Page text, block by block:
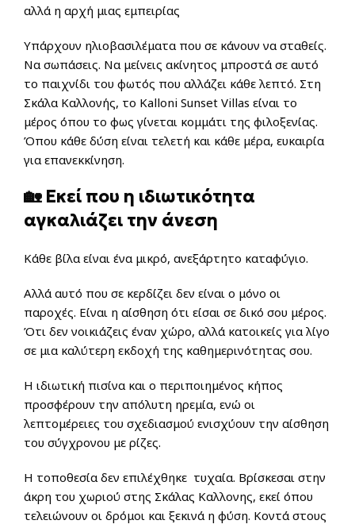
αλλά η αρχή μιας εμπειρίας
Υπάρχουν ηλιοβασιλέματα που σε κάνουν να σταθείς.
Να σωπάσεις. Να μείνεις ακίνητος μπροστά σε αυτό
το παιχνίδι του φωτός που αλλάζει κάθε λεπτό. Στη
Σκάλα Καλλονής, το Kalloni Sunset Villas είναι το
μέρος όπου το φως γίνεται κομμάτι της φιλοξενίας.
Όπου κάθε δύση είναι τελετή και κάθε μέρα, ευκαιρία
για επανεκκίνηση.
🏡 Εκεί που η ιδιωτικότητα
αγκαλιάζει την άνεση
Κάθε βίλα είναι ένα μικρό, ανεξάρτητο καταφύγιο.
Αλλά αυτό που σε κερδίζει δεν είναι ο μόνο οι
παροχές. Είναι η αίσθηση ότι είσαι σε δικό σου μέρος.
Ότι δεν νοικιάζεις έναν χώρο, αλλά κατοικείς για λίγο
σε μια καλύτερη εκδοχή της καθημερινότητας σου.
Η ιδιωτική πισίνα και ο περιποιημένος κήπος
προσφέρουν την απόλυτη ηρεμία, ενώ οι
λεπτομέρειες του σχεδιασμού ενισχύουν την αίσθηση
του σύγχρονου με ρίζες.
Η τοποθεσία δεν επιλέχθηκε τυχαία. Βρίσκεσαι στην
άκρη του χωριού στης Σκάλας Καλλονης, εκεί όπου
τελειώνουν οι δρόμοι και ξεκινά η φύση. Κοντά στους